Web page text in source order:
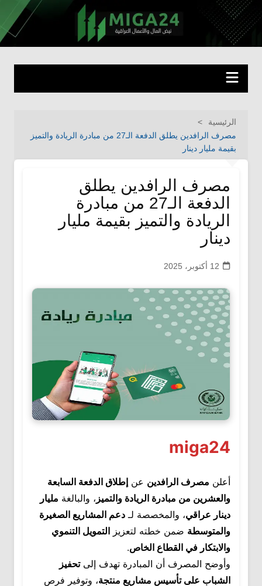
التجاوز
إلى
المحتوى
miga24.com نبض المال والأعمال العراقية
الرئيسية
مصرف الرافدين يطلق الدفعة الـ27 من مبادرة الريادة والتميز
بقيمة مليار دينار
مصرف الرافدين يطلق
الدفعة الـ27 من مبادرة
الريادة والتميز بقيمة مليار
دينار
12 أكتوبر، 2025
miga24
أعلن مصرف الرافدين عن إطلاق الدفعة السابعة
والعشرين من مبادرة الريادة والتميز ، والبالغة مليار
دينار عراقي، والمخصصة لـ دعم المشاريع الصغيرة
والمتوسطة ضمن خطته لتعزيز التمويل التنموي
والابتكار في القطاع الخاص.
وأوضح المصرف أن المبادرة تهدف إلىتحفيز
الشباب على تأسيس مشاريع منتجة، وتوفير فرص